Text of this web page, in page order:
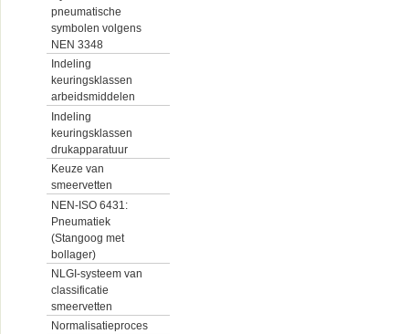
pneumatische
symbolen volgens
NEN 3348
Indeling
keuringsklassen
arbeidsmiddelen
Indeling
keuringsklassen
drukapparatuur
Keuze van
smeervetten
NEN-ISO 6431:
Pneumatiek
(Stangoog met
bollager)
NLGI-systeem van
classificatie
smeervetten
Normalisatieproces